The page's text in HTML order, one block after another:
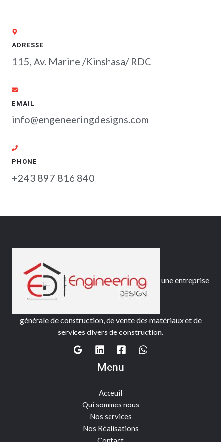
ADRESSE
115, Av. Marine /Kinshasa/ RDC
EMAIL
info@engeneeringdesigns.com
PHONE
+243 897 816 840
une entreprise
générale de construction, de vente des matériaux et de
services divers de construction.
Menu
Acceuil
Qui sommes nous
Nos services
Nos Réalisations
Contact